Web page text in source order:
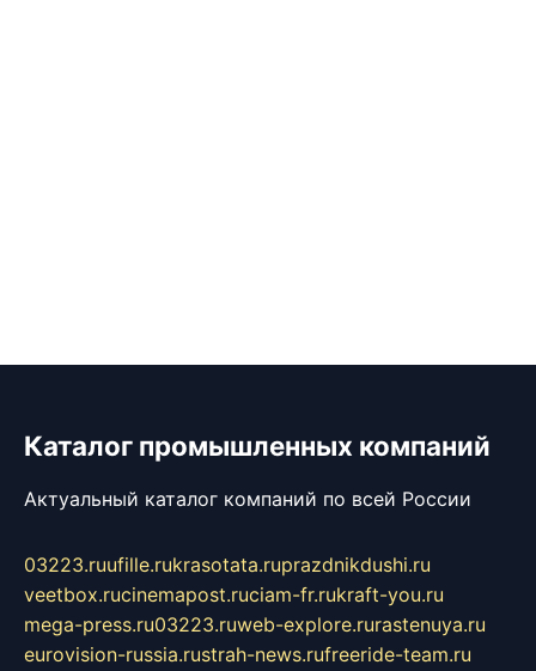
Каталог промышленных компаний
Актуальный каталог компаний по всей России
03223.ruufille.rukrasotata.ruprazdnikdushi.ru
veetbox.rucinemapost.ruciam-fr.rukraft-you.ru
mega-press.ru03223.ruweb-explore.rurastenuya.ru
eurovision-russia.rustrah-news.rufreeride-team.ru